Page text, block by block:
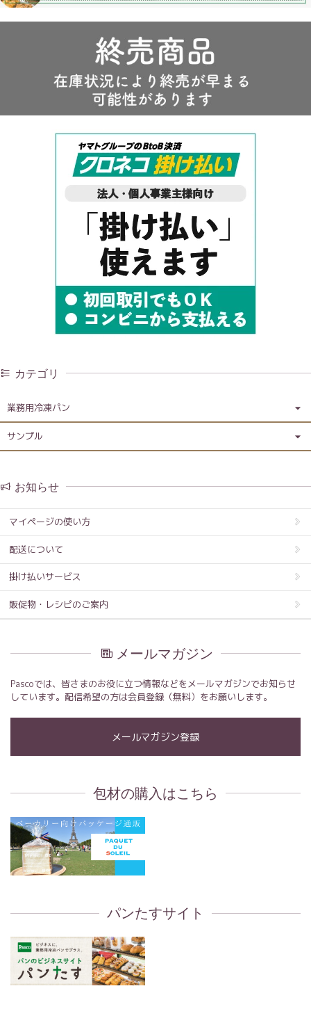
カテゴリ
業務用冷凍パン
サンプル
お知らせ
マイページの使い方
配送について
掛け払いサービス
販促物・レシピのご案内
メールマガジン
Pascoでは、皆さまのお役に立つ情報などをメールマガジンでお知らせ
しています。配信希望の方は会員登録（無料）をお願いします。
メールマガジン登録
包材の購入はこちら
パンたすサイト